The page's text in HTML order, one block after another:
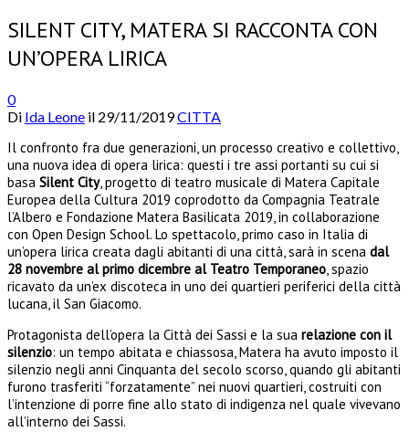
SILENT CITY, MATERA SI RACCONTA CON
UN’OPERA LIRICA
0
Di Ida Leone il 29/11/2019CITTA
Il confronto fra due generazioni, un processo creativo e collettivo,
una nuova idea di opera lirica: questi i tre assi portanti su cui si
basa Silent City, progetto di teatro musicale di Matera Capitale
Europea della Cultura 2019 coprodotto da Compagnia Teatrale
l’Albero e Fondazione Matera Basilicata 2019, in collaborazione
con Open Design School. Lo spettacolo, primo caso in Italia di
un’opera lirica creata dagli abitanti di una città, sarà in scena dal
28 novembre al primo dicembre al Teatro Temporaneo, spazio
ricavato da un’ex discoteca in uno dei quartieri periferici della città
lucana, il San Giacomo.
Protagonista dell’opera la Città dei Sassi e la sua relazione con il
silenzio: un tempo abitata e chiassosa, Matera ha avuto imposto il
silenzio negli anni Cinquanta del secolo scorso, quando gli abitanti
furono trasferiti “forzatamente” nei nuovi quartieri, costruiti con
l’intenzione di porre fine allo stato di indigenza nel quale vivevano
all’interno dei Sassi.